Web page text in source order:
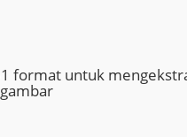
format untuk